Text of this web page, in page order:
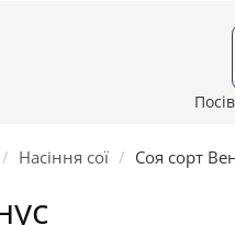
Насіння сої Соя сорт